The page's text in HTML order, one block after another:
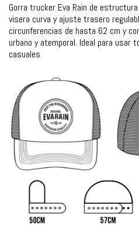
Gorra trucker Eva Rain de
visera curva y ajuste trasero
circunferencias de hasta 62 cm y
urbano y atemporal. Ideal para usar
casuales